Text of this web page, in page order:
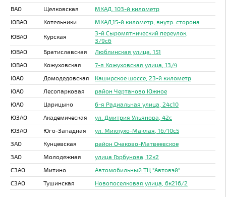
ВАО
Щелковская
МКАД, 103-й километр
ЮВАО
Котельники МКАД,15-й километр, внутр. сторона
ЮВАО Курская
3-й Сыромятнический переулок,
3/9с6
ЮВАО
Братиславская
Люблинская улица, 151
ЮВАО
Кожуховская
7-я Кожуховская улица, 13/4
ЮАО
Домодедовская
Каширское шоссе, 23-й километр
ЮАО
Лесопарковая
район Чертаново Южное
ЮАО
Царицыно
6-я Радиальная улица, 24с10
ЮЗАО
Академическая
ул. Дмитрия Ульянова, 42с
ЮЗАО
Юго-Западная
ул. Миклухо-Маклая, 16/10с5
ЗАО
Кунцевская
район Очаково-Матвеевское
ЗАО
Молодежная
улица Горбунова, 12к2
СЗАО
Митино
Автомобильный ТЦ "Автовэй"
СЗАО
Тушинская Новопоселковая улица, 6к216/2